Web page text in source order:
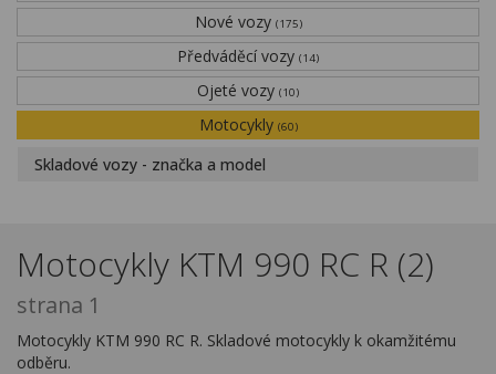
Obytné vozy
Financování
Novinky
Kontakty
Nové vozy (175)
Předváděcí vozy (14)
Ojeté vozy (10)
Motocykly (60)
Skladové vozy - značka a model
Motocykly KTM 990 RC R (2)
strana 1
Motocykly KTM 990 RC R. Skladové motocykly k okamžitému
odběru.